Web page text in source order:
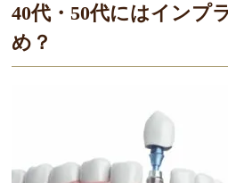
40代・50代にはインプ
め？